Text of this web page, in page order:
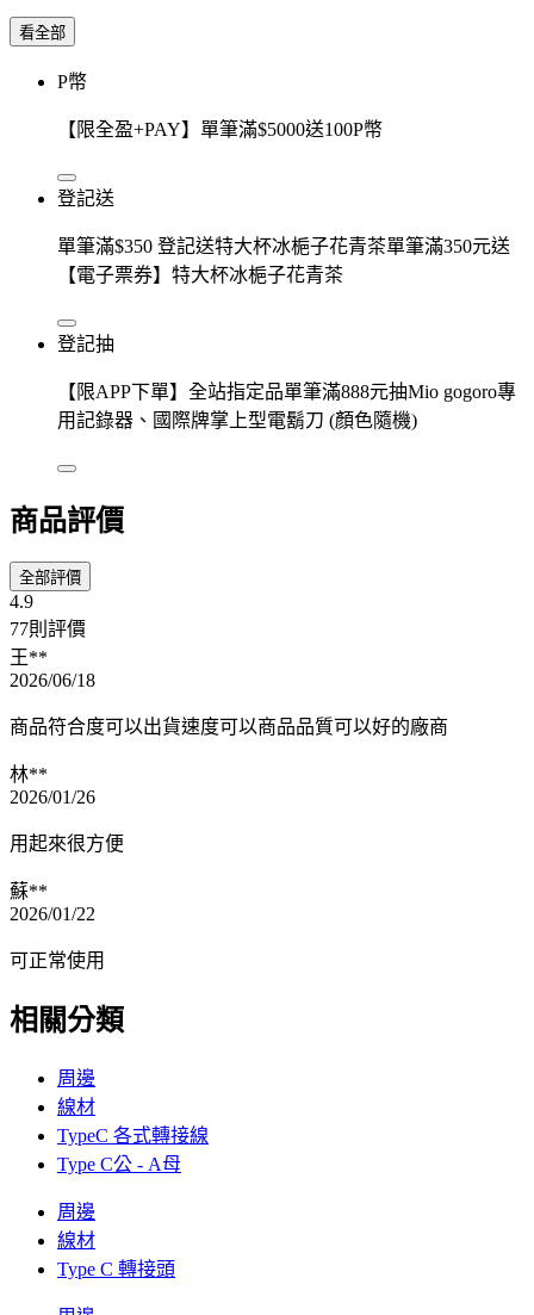
看全部
P幣
【限全盈+PAY】單筆滿$5000送100P幣
登記送
單筆滿$350 登記送特大杯冰梔子花青茶單筆滿350元送
【電子票券】特大杯冰梔子花青茶
登記抽
【限APP下單】全站指定品單筆滿888元抽Mio gogoro專
用記錄器、國際牌掌上型電鬍刀 (顏色隨機)
商品評價
全部評價
4.9
77則評價
王**
2026/06/18
商品符合度可以出貨速度可以商品品質可以好的廠商
林**
2026/01/26
用起來很方便
蘇**
2026/01/22
可正常使用
相關分類
周邊
線材
TypeC 各式轉接線
Type C公 - A母
周邊
線材
Type C 轉接頭